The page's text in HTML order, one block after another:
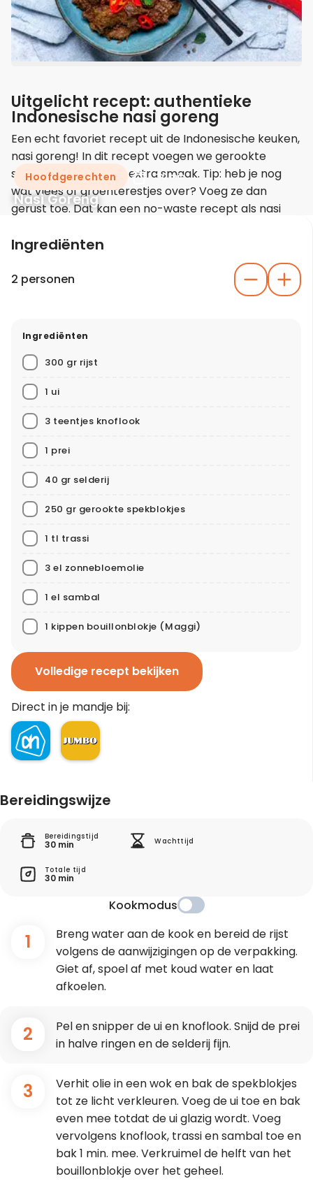
Uitgelicht recept: authentieke
Indonesische nasi goreng
Een echt favoriet recept uit de Indonesische keuken,
nasi goreng! In dit recept voegen we gerookte
spekblokjes toe voor extra smaak. Tip: heb je nog
wat vlees of groenterestjes over? Voeg ze dan
gerust toe. Dat kan een no-waste recept als nasi
Hoofdgerechten 30 min
Nasi Goreng
Ingrediënten
2 personen
Ingrediënten
300 gr rijst
1 ui
3 teentjes knoflook
1 prei
40 gr selderij
250 gr gerookte spekblokjes
1 tl trassi
3 el zonnebloemolie
1 el sambal
1 kippen bouillonblokje (Maggi)
Volledige recept bekijken
Direct in je mandje bij:
Bereidingswijze
Bereidingstijd
30 min Wachttijd
Totale tijd
30 min
Kookmodus
1
Breng water aan de kook en bereid de rijst
volgens de aanwijzigingen op de verpakking.
Giet af, spoel af met koud water en laat
afkoelen.
2
Pel en snipper de ui en knoflook. Snijd de prei
in halve ringen en de selderij fijn.
3
Verhit olie in een wok en bak de spekblokjes
tot ze licht verkleuren. Voeg de ui toe en bak
even mee totdat de ui glazig wordt. Voeg
vervolgens knoflook, trassi en sambal toe en
bak 1 min. mee. Verkruimel de helft van het
bouillonblokje over het geheel.